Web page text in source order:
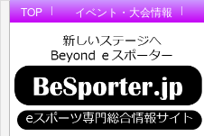
TOP イベント・大会情報